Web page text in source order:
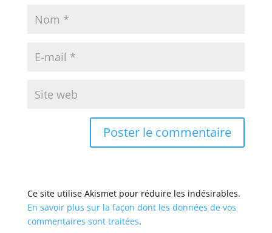
Ce site utilise Akismet pour réduire les indésirables.
En savoir plus sur la façon dont les données de vos
commentaires sont traitées.